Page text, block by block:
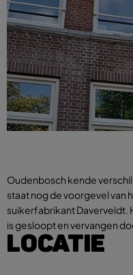
Oudenbosch kende
staat nog de voorgevel van
suikerfabrikant Daverveldt.
is gesloopt en vervangen
LOCATIE